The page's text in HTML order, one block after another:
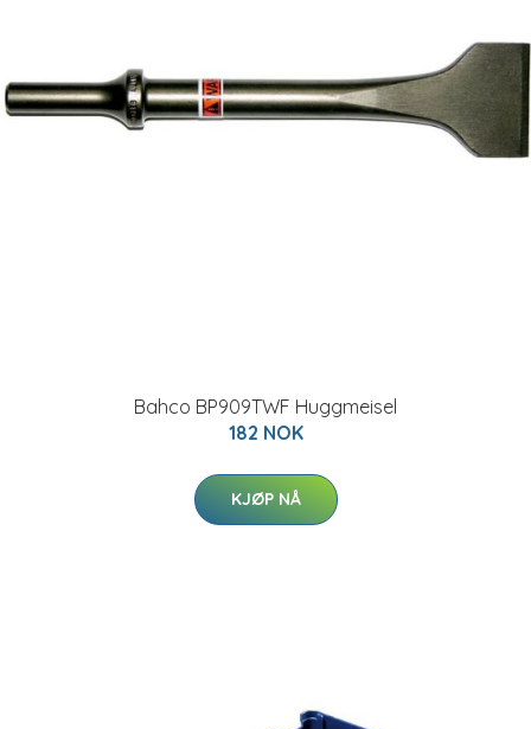
Bahco BP909TWF Huggmeisel
182 NOK
KJØP NÅ